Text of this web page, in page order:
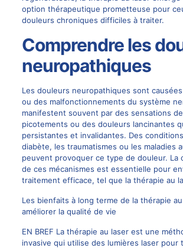
option thérapeutique prometteuse pour
douleurs chroniques difficiles à traiter.
Comprendre les
neuropathiques
Les douleurs neuropathiques sont
ou des malfonctionnements du système
manifestent souvent par des sensations
picotements ou des douleurs lancinantes
persistantes et invalidantes. Des
diabète, les traumatismes ou les maladies
peuvent provoquer ce type de douleur. La
de ces mécanismes est essentielle pour
traitement efficace, tel que la thérapie au
Les bienfaits à long terme de la thérapie
améliorer la qualité de vie
EN BREF La thérapie au laser est une
invasive qui utilise des lumières laser pour